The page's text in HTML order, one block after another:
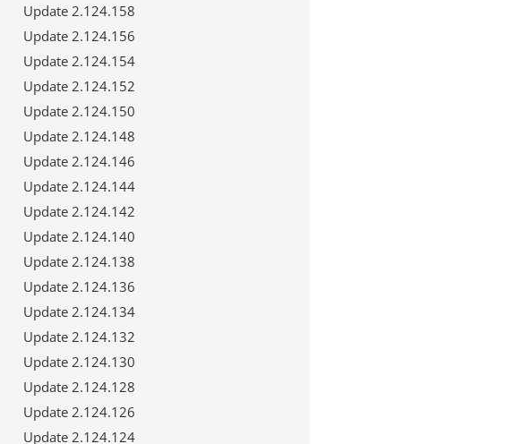
Update 2.124.158
Update 2.124.156
Update 2.124.154
Update 2.124.152
Update 2.124.150
Update 2.124.148
Update 2.124.146
Update 2.124.144
Update 2.124.142
Update 2.124.140
Update 2.124.138
Update 2.124.136
Update 2.124.134
Update 2.124.132
Update 2.124.130
Update 2.124.128
Update 2.124.126
Update 2.124.124